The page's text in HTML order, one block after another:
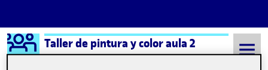
Saltar al contenido
Logo Ágora
Taller de pintura y color aula 2